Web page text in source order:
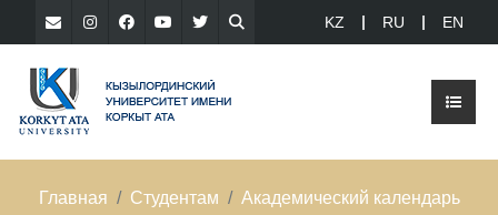
KZ RU EN
Главная Студентам Академический календарь